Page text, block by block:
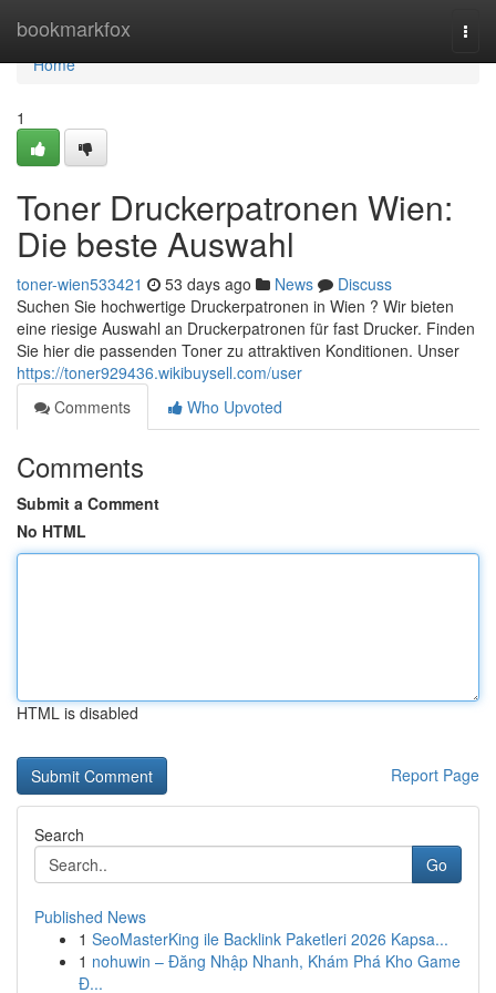
bookmarkfox
Home
Home
1
Toner Druckerpatronen Wien:
Die beste Auswahl
toner-wien533421 53 days ago News
Discuss
Suchen Sie hochwertige Druckerpatronen in Wien ? Wir bieten
eine riesige Auswahl an Druckerpatronen für fast Drucker. Finden
Sie hier die passenden Toner zu attraktiven Konditionen. Unser
https://toner929436.wikibuysell.com/user
Comments
Who Upvoted
Comments
Submit a Comment
No HTML
HTML is disabled
Report Page
Search
Go
Published News
1 SeoMasterKing ile Backlink Paketleri 2026 Kapsa...
1 nohuwin – Đăng Nhập Nhanh, Khám Phá Kho Game
Đ...